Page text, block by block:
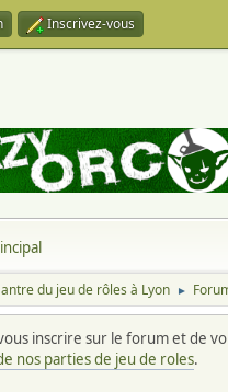
Inscrivez-vous
du jeu de rôles à Lyon ►
inscrire sur le forum et de
nos parties de jeu de roles.